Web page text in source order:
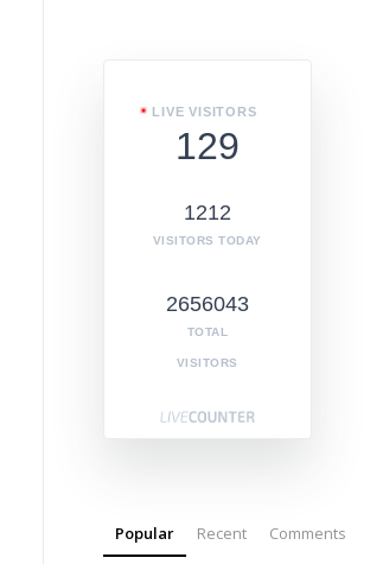
LIVE VISITORS
129
1212
VISITORS TODAY
2656043
TOTAL
VISITORS
Popular Recent Comments